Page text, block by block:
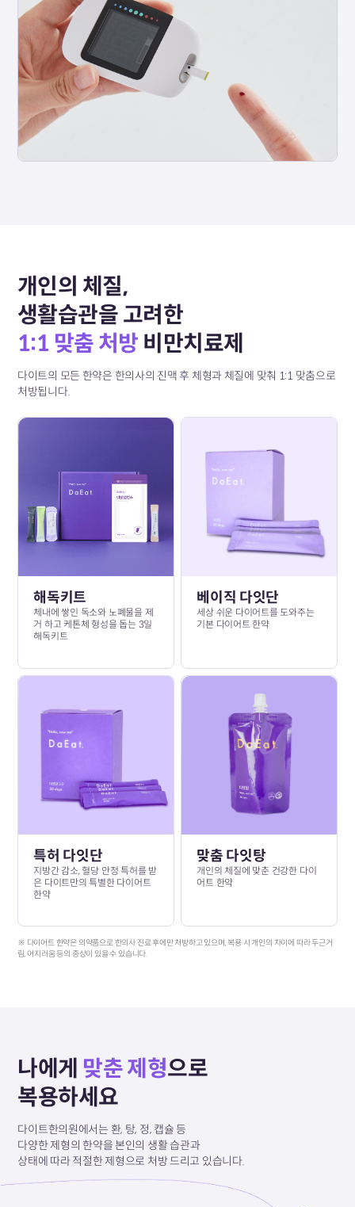
개인의 체질,
생활습관을 고려한
1:1 맞춤 처방 비만치료제
다이트의 모든 한약은 한의사의 진맥 후 체형과 체질에 맞춰 1:1 맞춤으로
처방됩니다.
해독키트
체내에 쌓인 독소와 노폐물을 제
거 하고 케톤체 형성을 돕는 3일
해독키트
베이직 다잇단
세상 쉬운 다이어트를 도와주는
기본 다이어트 한약
특허 다잇단
지방간 감소, 혈당 안정 특허를 받
은 다이트만의 특별한 다이어트
한약
맞춤 다잇탕
개인의 체질에 맞춘 건강한 다이
어트 한약
※ 다이어트 한약은 의약품으로 한의사 진료 후에만 처방하고 있으며, 복용 시 개인의 차이에 따라 두근거
림, 어지러움 등의 증상이 있을 수 있습니다.
나에게 맞춘 제형으로
복용하세요
다이트한의원에서는 환, 탕, 정, 캡슐 등
다양한 제형의 한약을 본인의 생활 습관과
상태에 따라적절한 제형으로 처방 드리고 있습니다.